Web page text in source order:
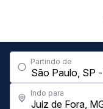
Partindo de
Indo para